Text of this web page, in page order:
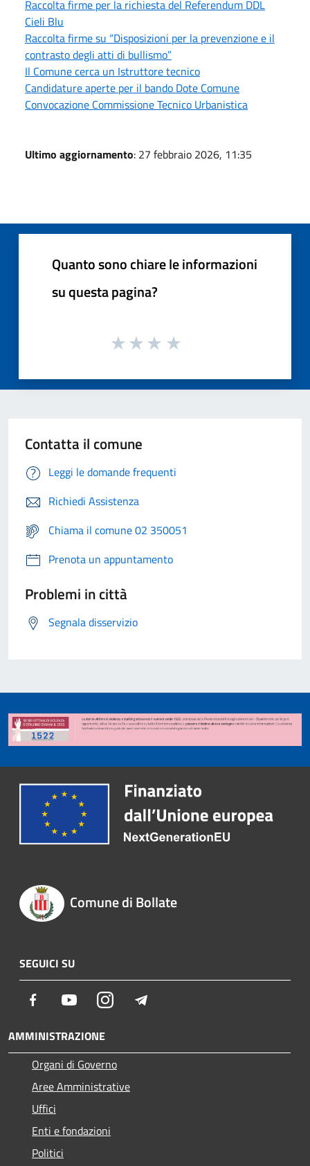
Raccolta firme per la richiesta del Referendum DDL
Cieli Blu
Raccolta firme su “Disposizioni per la prevenzione e il
contrasto degli atti di bullismo”
Il Comune cerca un Istruttore tecnico
Candidature aperte per il bando Dote Comune
Convocazione Commissione Tecnico Urbanistica
Ultimo aggiornamento: 27 febbraio 2026, 11:35
Quanto sono chiare le informazioni
su questa pagina?
Contatta il comune
Leggi le domande frequenti
Richiedi Assistenza
Chiama il comune 02 350051
Prenota un appuntamento
Problemi in città
Segnala disservizio
Comune di Bollate
SEGUICI SU
Facebook YoutubeInstagram
AMMINISTRAZIONE
Organi di Governo
Aree Amministrative
Uffici
Enti e fondazioni
Politici